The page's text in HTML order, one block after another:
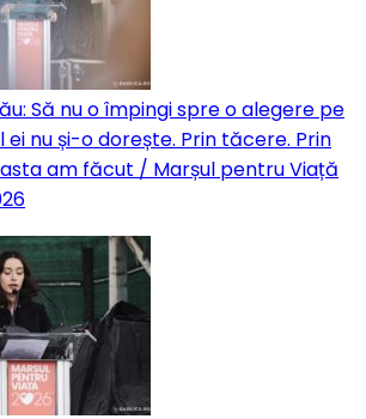
Să nu o împingi spre o alegere pe
nu și-o dorește. Prin tăcere. Prin
am făcut / Marșul pentru Viață